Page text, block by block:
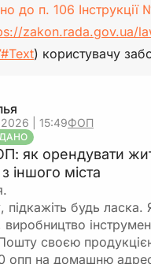
до п. 106 Інструкції
zakon.rada.gov.ua/
) користувачу
| 15:49ФОП
як орендувати
іншого міста
будь ласка.
своєю
опп на домашню